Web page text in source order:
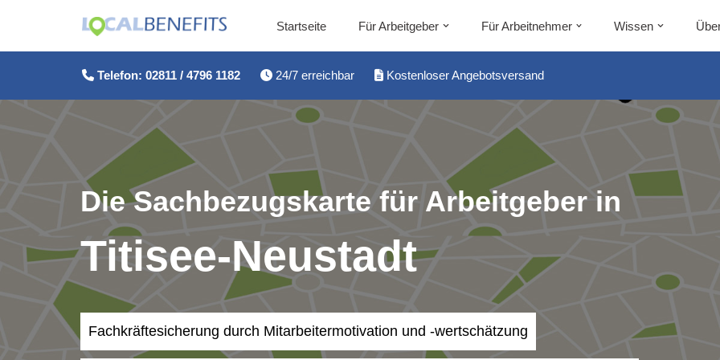
Startseite Für Arbeitgeber Für Arbeitnehmer Wissen
Telefon: 02811 / 4796 1182 24/7 erreichbar Kostenloser Angebotsversand
Die Sachbezugskarte für Arbeitgeber in
Titisee-Neustadt
Fachkräftesicherung durch Mitarbeitermotivation und -wertschätzung